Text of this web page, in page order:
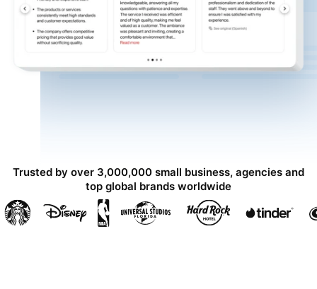
Trusted by over 3,000,000 small business, agencies and
top global brands worldwide